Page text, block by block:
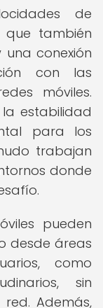
de
que también
conexión
con las
móviles.
estabilidad
para los
trabajan
donde
pueden
desde áreas
como
sin
Además,